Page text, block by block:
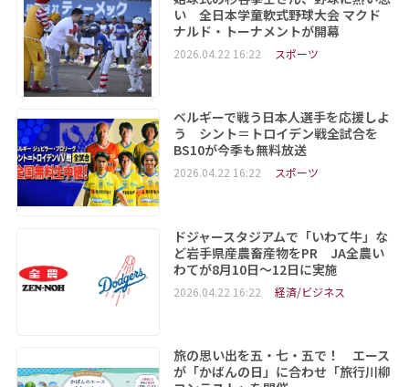
い 全日本学童軟式野球大会 マクド
ナルド・トーナメントが開幕
2026.04.22 16:22 スポーツ
ベルギーで戦う日本人選手を応援しよ
う シント＝トロイデン戦全試合を
BS10が今季も無料放送
2026.04.22 16:22 スポーツ
ドジャースタジアムで「いわて牛」な
ど岩手県産農畜産物をPR JA全農い
わてが8月10日～12日に実施
2026.04.22 16:22 経済/ビジネス
旅の思い出を五・七・五で！ エース
が「かばんの日」に合わせ「旅行川柳